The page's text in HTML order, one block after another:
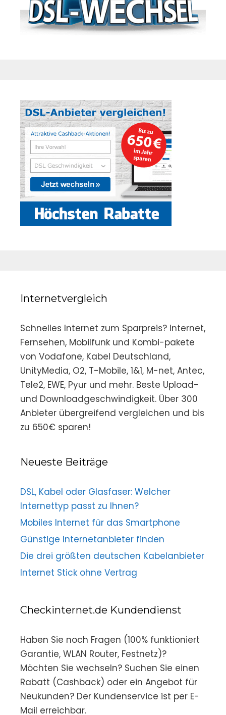
Internetvergleich
Schnelles Internet zum Sparpreis? Internet,
Fernsehen, Mobilfunk und Kombi-pakete
von Vodafone, Kabel Deutschland,
UnityMedia, O2, T-Mobile, 1&1, M-net, Antec,
Tele2, EWE, Pyur und mehr. Beste Upload-
und Downloadgeschwindigkeit. Über 300
Anbieter übergreifend vergleichen und bis
zu 650€ sparen!
Neueste Beiträge
DSL, Kabel oder Glasfaser: Welcher
Internettyp passt zu Ihnen?
Mobiles Internet für das Smartphone
Günstige Internetanbieter finden
Die drei größten deutschen Kabelanbieter
Internet Stick ohne Vertrag
Checkinternet.de Kundendienst
Haben Sie noch Fragen (100% funktioniert
Garantie, WLAN Router, Festnetz)?
Möchten Sie wechseln? Suchen Sie einen
Rabatt (Cashback) oder ein Angebot für
Neukunden? Der Kundenservice ist per E-
Mail erreichbar.